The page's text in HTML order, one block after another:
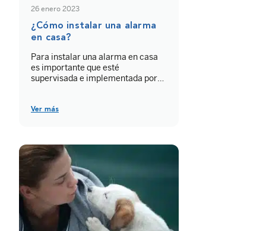
26 enero 2023
¿Cómo instalar una alarma
en casa?
Para instalar una alarma en casa
es importante que esté
supervisada e implementada por
homologada.
Ver más